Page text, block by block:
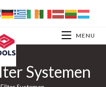
MENU
Systemen